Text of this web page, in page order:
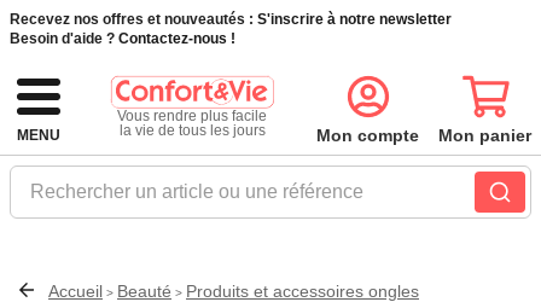
Recevez nos offres et nouveautés : S'inscrire à notre newsletter
Besoin d'aide ? Contactez-nous !
MENU
Vous rendre plus facile
la vie de tous les jours
Rechercher un article ou une référence
Mon compte Mon panier
Accueil > Beauté > Produits et accessoires ongles